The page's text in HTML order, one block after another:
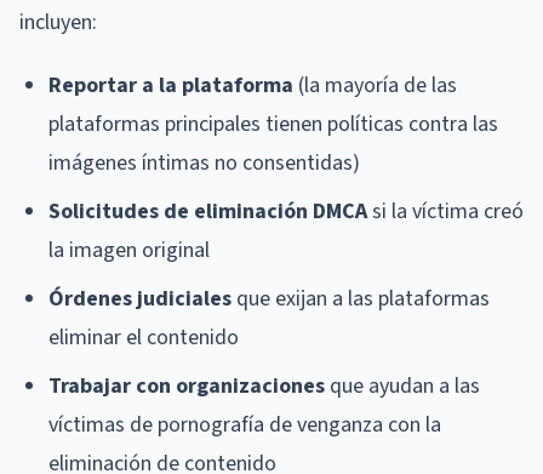
incluyen:
Reportar a la plataforma (la mayoría de las
plataformas principales tienen políticas contra las
imágenes íntimas no consentidas)
Solicitudes de eliminación DMCAsi la víctima creó
la imagen original
Órdenes judiciales que exijan a las plataformas
eliminar el contenido
Trabajar con organizaciones que ayudan a las
víctimas de pornografía de venganza con la
eliminación de contenido